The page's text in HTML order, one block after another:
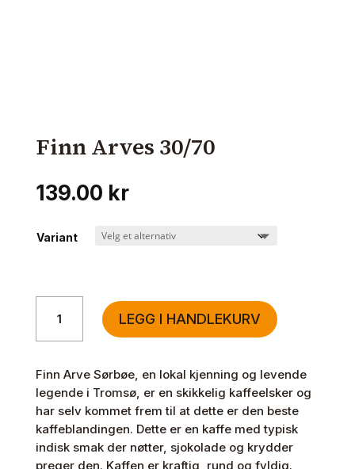
Finn Arves 30/70
139.00 kr
Variant
Arves
30/70
LEGG I HANDLEKURV
Finn Arve Sørbøe, en lokal kjenning og levende
legende i Tromsø, er en skikkelig kaffeelsker og
har selv kommet frem til at dette er den beste
kaffeblandingen. Dette er en kaffe med typisk
indisk smak der nøtter, sjokolade og krydder
preger den. Kaffen er kraftig, rund og fyldig.